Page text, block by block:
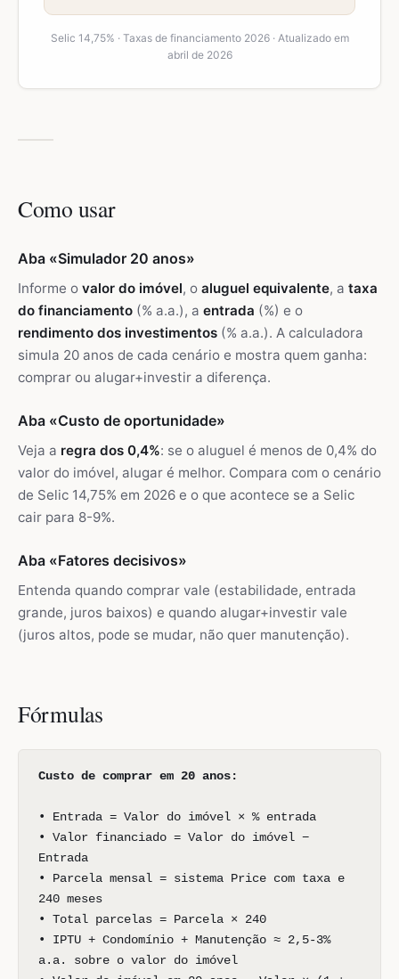
Selic 14,75% · Taxas de financiamento 2026 · Atualizado em
abril de 2026
Como usar
Aba «Simulador 20 anos»
Informe o valor do imóvel, o aluguel equivalente, a taxa
do financiamento (% a.a.), a entrada (%) e o
rendimento dos investimentos (% a.a.). A calculadora
simula 20 anos de cada cenário e mostra quem ganha:
comprar ou alugar+investir a diferença.
Aba «Custo de oportunidade»
Veja a regra dos 0,4%: se o aluguel é menos de 0,4% do
valor do imóvel, alugar é melhor. Compara com o cenário
de Selic 14,75% em 2026 e o que acontece se a Selic
cair para 8-9%.
Aba «Fatores decisivos»
Entenda quando comprar vale (estabilidade, entrada
grande, juros baixos) e quando alugar+investir vale
(juros altos, pode se mudar, não quer manutenção).
Fórmulas
Custo de comprar em 20 anos:
• Entrada = Valor do imóvel × % entrada
• Valor financiado = Valor do imóvel −
Entrada
• Parcela mensal = sistema Price com taxa e
240 meses
• Total parcelas = Parcela × 240
• IPTU + Condomínio + Manutenção ≈ 2,5-3%
a.a. sobre o valor do imóvel